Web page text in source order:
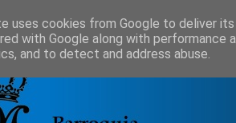
uses cookies from Google to deliver
with Google along with
and to detect and address abuse.